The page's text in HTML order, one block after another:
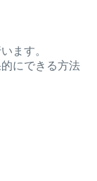
ます。
にできる方法